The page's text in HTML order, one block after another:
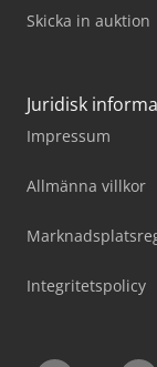
Skicka in auktion
Juridisk
Impressum
Allmänna villkor
Integritetspolicy